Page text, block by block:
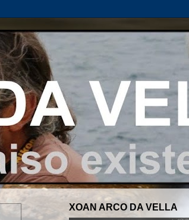
XOAN ARCO DA VELLA